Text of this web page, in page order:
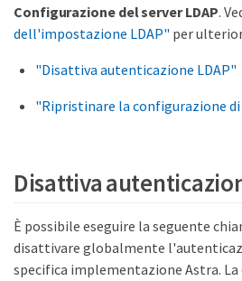
Configurazione del server LDAP.
dell'impostazione LDAP" per
"Disattiva autenticazione LDAP"
"Ripristinare la configurazione
Disattiva
È possibile eseguire la seguente
disattivare globalmente
specifica implementazione Astra.